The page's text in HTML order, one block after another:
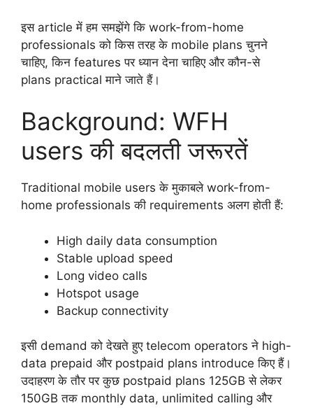
इस article में हम समझेंगे कि work-from-home
professionals को किस तरह के mobile plans चुनने
चाहिए, किन features पर ध्यान देना चाहिए और कौन-से
plans practical माने जाते हैं।
Background: WFH
users की बदलती जरूरतें
Traditional mobile users के मुकाबले work-from-
home professionals की requirements अलग होती हैं:
High daily data consumption
Stable upload speed
Long video calls
Hotspot usage
Backup connectivity
इसी demand को देखते हुए telecom operators ने high-
data prepaid और postpaid plans introduce किए हैं।
उदाहरण के तौर पर कुछ postpaid plans 125GB से लेकर
150GB तक monthly data, unlimited calling और